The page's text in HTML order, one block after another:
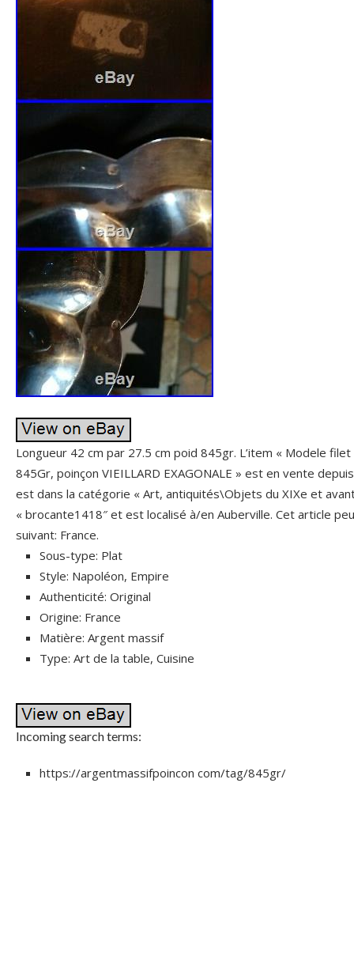
Longueur 42 cm par 27.5 cm poid 845gr. L’item « Modele
845Gr, poinçon VIEILLARD EXAGONALE » est en vente
est dans la catégorie « Art, antiquités\Objets du XIXe et
« brocante1418″ et est localisé à/en Auberville. Cet article
suivant: France.
Sous-type: Plat
Style: Napoléon, Empire
Authenticité: Original
Origine: France
Matière: Argent massif
Type: Art de la table, Cuisine
Incoming search terms:
https://argentmassifpoincon com/tag/845gr/